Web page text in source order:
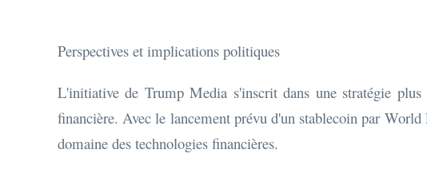
Perspectives et implications politiques
L'initiative de Trump Media s'inscrit dans une stratégie
financière. Avec le lancement prévu d'un stablecoin par
domaine des technologies financières.